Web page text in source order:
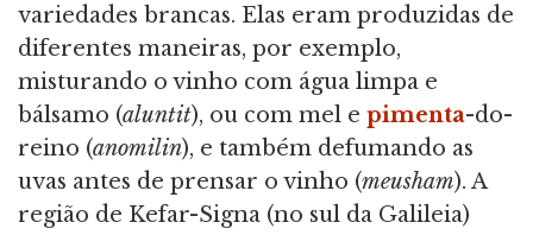
variedades brancas. Elas eram produzidas de
diferentes maneiras, por exemplo,
misturando o vinho com água limpa e
bálsamo (aluntit), ou com mel e pimenta-do-
reino (anomilin), e também defumando as
uvas antes de prensar o vinho (meusham). A
região de Kefar-Signa (no sul da Galileia)